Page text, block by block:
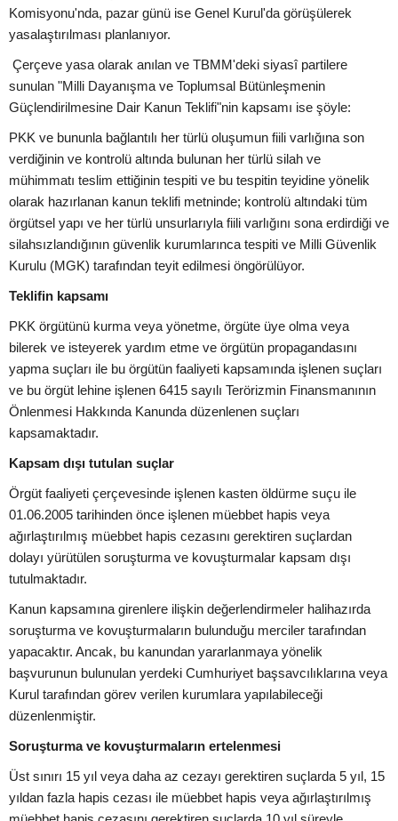
Komisyonu'nda, pazar günü ise Genel Kurul'da görüşülerek
yasalaştırılması planlanıyor.
Çerçeve yasa olarak anılan ve TBMM'deki siyasî partilere
sunulan "Milli Dayanışma ve Toplumsal Bütünleşmenin
Güçlendirilmesine Dair Kanun Teklifi"nin kapsamı ise şöyle:
PKK ve bununla bağlantılı her türlü oluşumun fiili varlığına son
verdiğinin ve kontrolü altında bulunan her türlü silah ve
mühimmatı teslim ettiğinin tespiti ve bu tespitin teyidine yönelik
olarak hazırlanan kanun teklifi metninde; kontrolü altındaki tüm
örgütsel yapı ve her türlü unsurlarıyla fiili varlığını sona erdirdiği ve
silahsızlandığının güvenlik kurumlarınca tespiti ve Milli Güvenlik
Kurulu (MGK) tarafından teyit edilmesi öngörülüyor.
Teklifin kapsamı
PKK örgütünü kurma veya yönetme, örgüte üye olma veya
bilerek ve isteyerek yardım etme ve örgütün propagandasını
yapma suçları ile bu örgütün faaliyeti kapsamında işlenen suçları
ve bu örgüt lehine işlenen 6415 sayılı Terörizmin Finansmanının
Önlenmesi Hakkında Kanunda düzenlenen suçları
kapsamaktadır.
Kapsam dışı tutulan suçlar
Örgüt faaliyeti çerçevesinde işlenen kasten öldürme suçu ile
01.06.2005 tarihinden önce işlenen müebbet hapis veya
ağırlaştırılmış müebbet hapis cezasını gerektiren suçlardan
dolayı yürütülen soruşturma ve kovuşturmalar kapsam dışı
tutulmaktadır.
Kanun kapsamına girenlere ilişkin değerlendirmeler halihazırda
soruşturma ve kovuşturmaların bulunduğu merciler tarafından
yapacaktır. Ancak, bu kanundan yararlanmaya yönelik
başvurunun bulunulan yerdeki Cumhuriyet başsavcılıklarına veya
Kurul tarafından görev verilen kurumlara yapılabileceği
düzenlenmiştir.
Soruşturma ve kovuşturmaların ertelenmesi
Üst sınırı 15 yıl veya daha az cezayı gerektiren suçlarda 5 yıl, 15
yıldan fazla hapis cezası ile müebbet hapis veya ağırlaştırılmış